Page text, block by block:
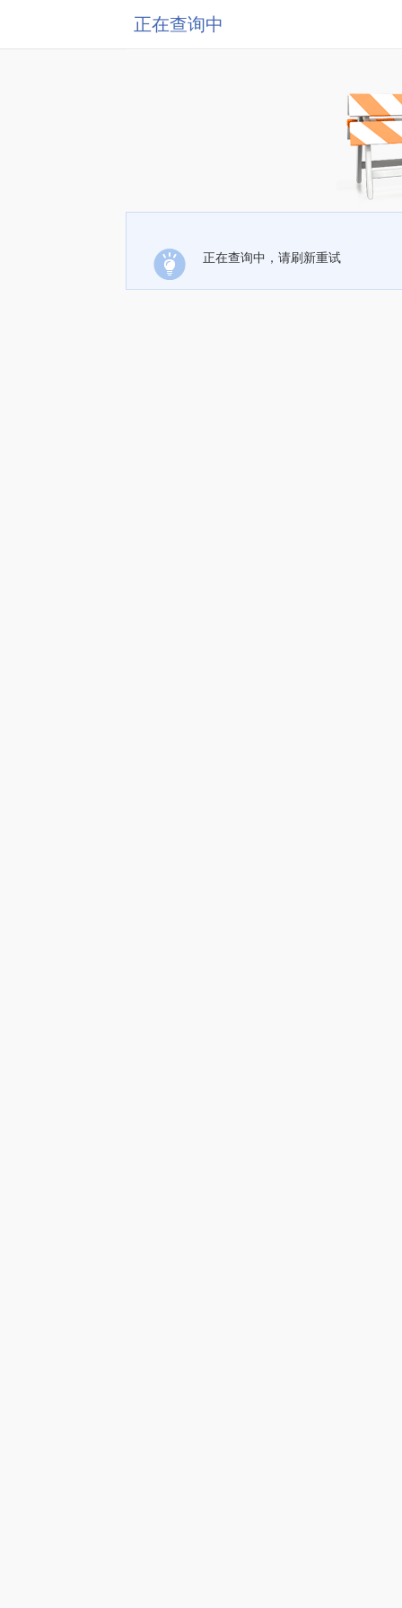
正在查询中
正在查询中，请刷新重试